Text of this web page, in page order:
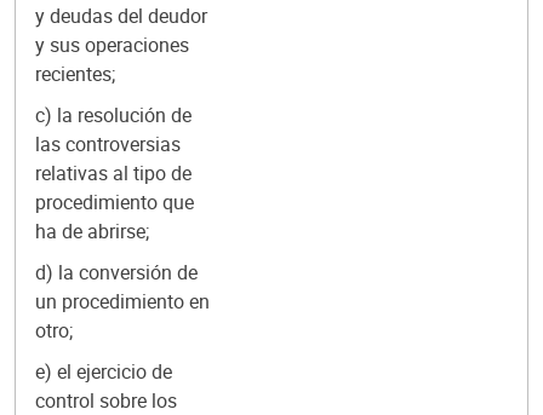
y deudas del deudor
y sus operaciones
recientes;
c) la resolución de
las controversias
relativas al tipo de
procedimiento que
ha de abrirse;
d) la conversión de
un procedimiento en
otro;
e) el ejercicio de
control sobre los